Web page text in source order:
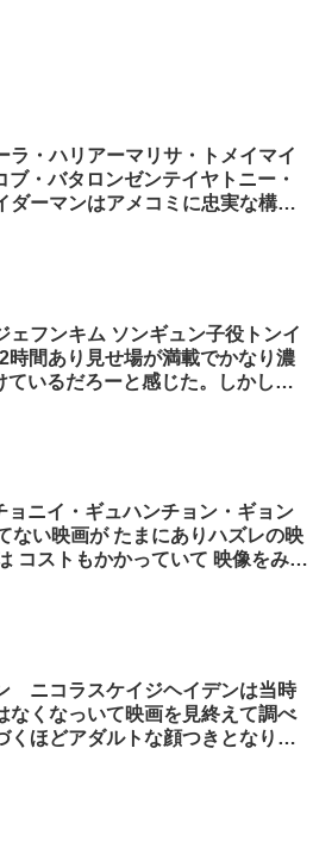
・ハリアーマリサ・トメイマイ
・バタロンゼンテイヤトニー・
ダーマンはアメコミに忠実な構成
ェフンキム ソンギュン子役トンイ
間あり見せ場が満載でかなり濃
いるだろーと感じた。しかし、
ニイ・ギュハンチョン・ギョン
ない映画が たまにありハズレの映
コストもかかっていて 映像をみる
ニコラスケイジヘイデンは当時
なくなっいて映画を見終えて調べ
ほどアダルトな顔つきとなりふ